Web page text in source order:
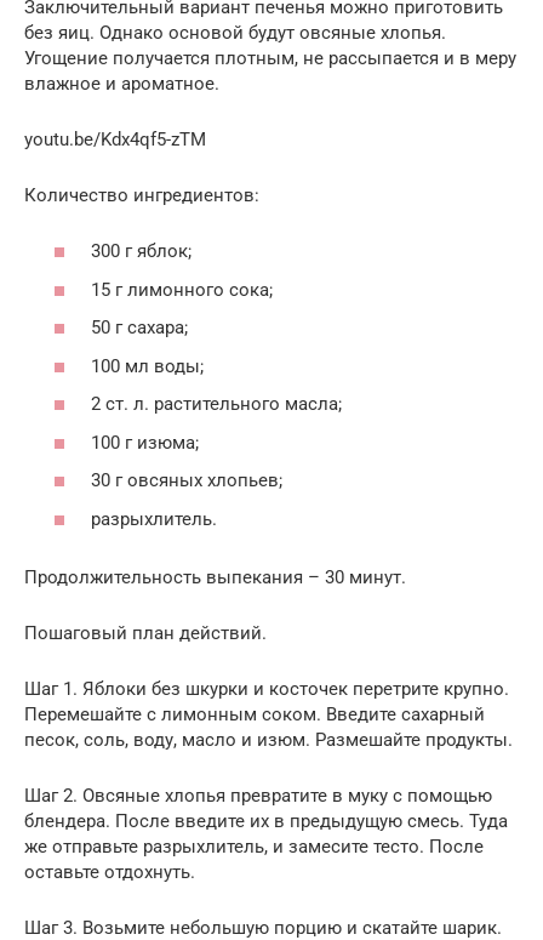
Заключительный вариант печенья можно приготовить
без яиц. Однако основой будут овсяные хлопья.
Угощение получается плотным, не рассыпается и в меру
влажное и ароматное.
youtu.be/Kdx4qf5-zTM
Количество ингредиентов:
300 г яблок;
15 г лимонного сока;
50 г сахара;
100 мл воды;
2 ст. л. растительного масла;
100 г изюма;
30 г овсяных хлопьев;
разрыхлитель.
Продолжительность выпекания – 30 минут.
Пошаговый план действий.
Шаг 1. Яблоки без шкурки и косточек перетрите крупно.
Перемешайте с лимонным соком. Введите сахарный
песок, соль, воду, масло и изюм. Размешайте продукты.
Шаг 2. Овсяные хлопья превратите в муку с помощью
блендера. После введите их в предыдущую смесь. Туда
же отправьте разрыхлитель, и замесите тесто. После
оставьте отдохнуть.
Шаг 3. Возьмите небольшую порцию и скатайте шарик.